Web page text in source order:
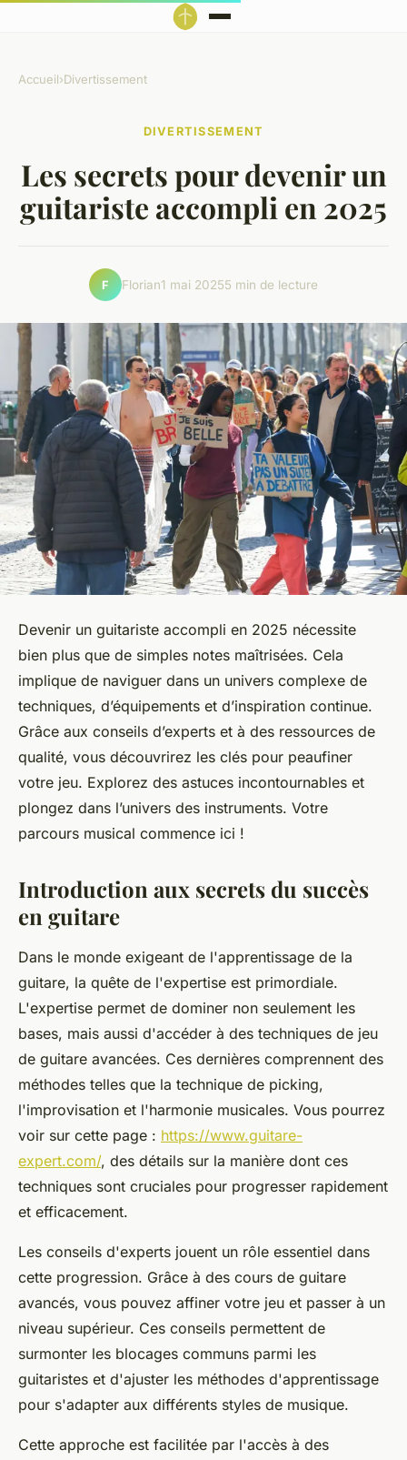
Accueil›Divertissement
DIVERTISSEMENT
Les secrets pour devenir un
guitariste accompli en 2025
F Florian1 mai 20255 min de lecture
Devenir un guitariste accompli en 2025 nécessite
bien plus que de simples notes maîtrisées. Cela
implique de naviguer dans un univers complexe de
techniques, d’équipements et d’inspiration continue.
Grâce aux conseils d’experts et à des ressources de
qualité, vous découvrirez les clés pour peaufiner
votre jeu. Explorez des astuces incontournables et
plongez dans l’univers des instruments. Votre
parcours musical commence ici !
Introduction aux secrets du succès
en guitare
Dans le monde exigeant de l'apprentissage de la
guitare, la quête de l'expertise est primordiale.
L'expertise permet de dominer non seulement les
bases, mais aussi d'accéder à des techniques de jeu
de guitare avancées. Ces dernières comprennent des
méthodes telles que la technique de picking,
l'improvisation et l'harmonie musicales. Vous pourrez
voir sur cette page : https://www.guitare-
expert.com/, des détails sur la manière dont ces
techniques sont cruciales pour progresser rapidement
et efficacement.
Les conseils d'experts jouent un rôle essentiel dans
cette progression. Grâce à des cours de guitare
avancés, vous pouvez affiner votre jeu et passer à un
niveau supérieur. Ces conseils permettent de
surmonter les blocages communs parmi les
guitaristes et d'ajuster les méthodes d'apprentissage
pour s'adapter aux différents styles de musique.
Cette approche est facilitée par l'accès à des